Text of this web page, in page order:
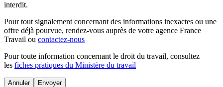
interdit.
Pour tout signalement concernant des informations inexactes ou une
offre déjà pourvue, rendez-vous auprès de votre agence France
Travail ou contactez-nous
Pour toute information concernant le droit du travail, consultez
les fiches pratiques du Ministère du travail
Annuler